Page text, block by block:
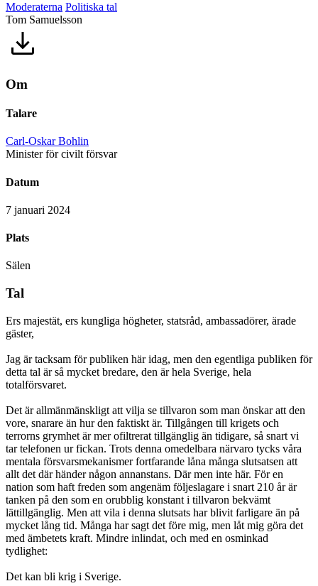
Moderaterna Politiska tal
Tom Samuelsson
Om
Talare
Carl-Oskar Bohlin
Minister för civilt försvar
Datum
7 januari 2024
Plats
Sälen
Tal
Ers majestät, ers kungliga högheter, statsråd, ambassadörer, ärade
gäster,
Jag är tacksam för publiken här idag, men den egentliga publiken för
detta tal är så mycket bredare, den är hela Sverige, hela
totalförsvaret.
Det är allmänmänskligt att vilja se tillvaron som man önskar att den
vore, snarare än hur den faktiskt är. Tillgången till krigets och
terrorns grymhet är mer ofiltrerat tillgänglig än tidigare, så snart vi
tar telefonen ur fickan. Trots denna omedelbara närvaro tycks våra
mentala försvarsmekanismer fortfarande låna många slutsatsen att
allt det där händer någon annanstans. Där men inte här. För en
nation som haft freden som angenäm följeslagare i snart 210 år är
tanken på den som en orubblig konstant i tillvaron bekvämt
lättillgänglig. Men att vila i denna slutsats har blivit farligare än på
mycket lång tid. Många har sagt det före mig, men låt mig göra det
med ämbetets kraft. Mindre inlindat, och med en osminkad
tydlighet:
Det kan bli krig i Sverige.